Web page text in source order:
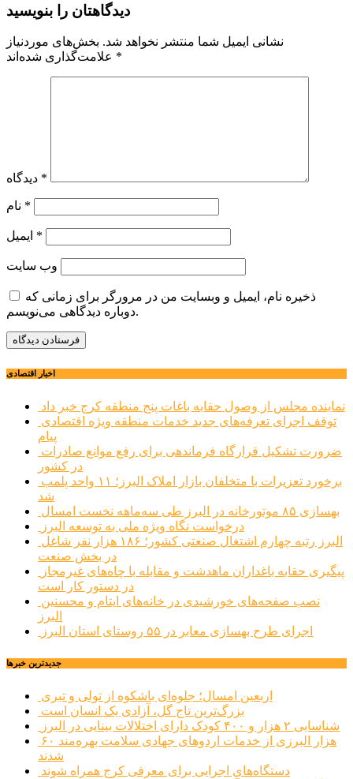
دیدگاهتان را بنویسید
نشانی ایمیل شما منتشر نخواهد شد. بخش‌های موردنیاز
*
*
*
*
وب‌ سایت
ذخیره نام، ایمیل و وبسایت من در مرورگر برای زمانی که
دوباره دیدگاهی می‌نویسم.
اخبار اقتصادی
نماینده مجلس از وصول حقابه باغات پنج منطقه کرج خبر داد
پیام
در کشور
شد
بهسازی ۸۵ موتورخانه در البرز طی سه‌ماهه نخست امسال
درخواست نگاه ویژه ملی به توسعه البرز
در بخش صنعت
در دستور کار است
البرز
اجرای طرح بهسازی معابر در ۵۵ روستای استان البرز
جديدترين خبرها
اربعین امسال؛ جلوه‌ای باشکوه از تولی و تبری
بزرگ‌ترین تاج گل، آزادی یک انسان است
شناسایی ۲ هزار و ۴۰۰ کودک دارای اختلالات بینایی در البرز
۶۰ هزار البرزی از خدمات اردوهای جهادی سلامت بهره‌مند
شدند
دستگاه‌های اجرایی برای معرفی کرج همراه شوند